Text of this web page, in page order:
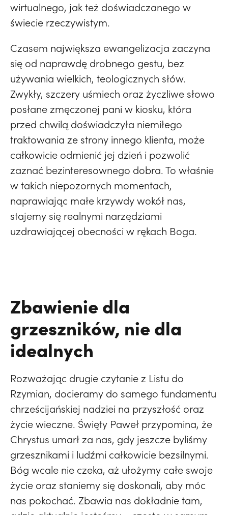
wirtualnego, jak też doświadczanego w
świecie rzeczywistym.
Czasem największa ewangelizacja zaczyna
się od naprawdę drobnego gestu, bez
używania wielkich, teologicznych słów.
Zwykły, szczery uśmiech oraz życzliwe słowo
posłane zmęczonej pani w kiosku, która
przed chwilą doświadczyła niemiłego
traktowania ze strony innego klienta, może
całkowicie odmienić jej dzień i pozwolić
zaznać bezinteresownego dobra. To właśnie
w takich niepozornych momentach,
naprawiając małe krzywdy wokół nas,
stajemy się realnymi narzędziami
uzdrawiającej obecności w rękach Boga.
Zbawienie dla
grzeszników, nie dla
idealnych
Rozważając drugie czytanie z Listu do
Rzymian, docieramy do samego fundamentu
chrześcijańskiej nadziei na przyszłość oraz
życie wieczne. Święty Paweł przypomina, że
Chrystus umarł za nas, gdy jeszcze byliśmy
grzesznikami i ludźmi całkowicie bezsilnymi.
Bóg wcale nie czeka, aż ułożymy całe swoje
życie oraz staniemy się doskonali, aby móc
nas pokochać. Zbawia nas dokładnie tam,